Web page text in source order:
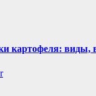
картофеля: виды,